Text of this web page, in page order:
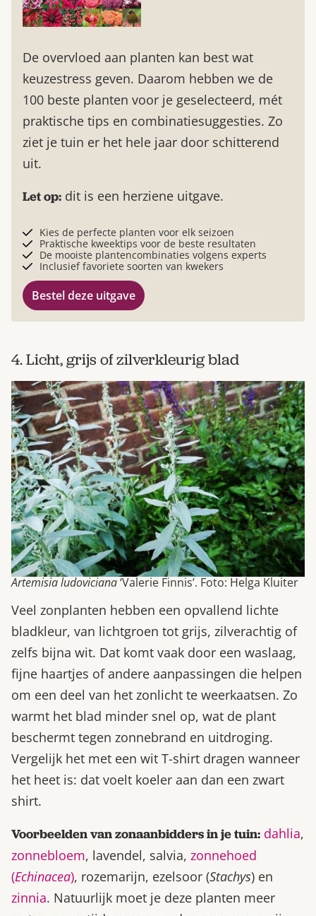
De overvloed aan planten kan best wat
keuzestress geven. Daarom hebben we de
100 beste planten voor je geselecteerd, mét
praktische tips en combinatiesuggesties. Zo
ziet je tuin er het hele jaar door schitterend
uit.
Let op: dit is een herziene uitgave.
Kies de perfecte planten voor elk seizoen
Praktische kweektips voor de beste resultaten
De mooiste plantencombinaties volgens experts
Inclusief favoriete soorten van kwekers
Bestel deze uitgave
4. Licht, grijs of zilverkleurig blad
Artemisia ludoviciana‘Valerie Finnis’. Foto: Helga Kluiter
Veel zonplanten hebben een opvallend lichte
bladkleur, van lichtgroen tot grijs, zilverachtig of
zelfs bijna wit. Dat komt vaak door een waslaag,
fijne haartjes of andere aanpassingen die helpen
om een deel van het zonlicht te weerkaatsen. Zo
warmt het blad minder snel op, wat de plant
beschermt tegen zonnebrand en uitdroging.
Vergelijk het met een wit T-shirt dragen wanneer
het heet is: dat voelt koeler aan dan een zwart
shirt.
Voorbeelden van zonaanbidders in je tuin: dahlia,
zonnebloem, lavendel, salvia, zonnehoed
(Echinacea), rozemarijn, ezelsoor (Stachys) en
zinnia. Natuurlijk moet je deze planten meer